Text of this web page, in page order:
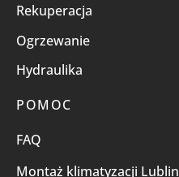
Rekuperacja
Ogrzewanie
Hydraulika
POMOC
FAQ
Montaż klimatyzacji Lublin